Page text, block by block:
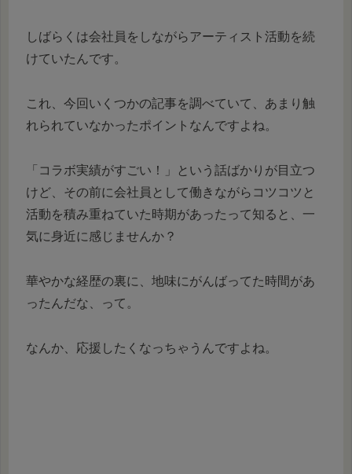
しばらくは会社員をしながらアーティスト活動を続
けていたんです。
これ、今回いくつかの記事を調べていて、あまり触
れられていなかったポイントなんですよね。
「コラボ実績がすごい！」という話ばかりが目立つ
けど、その前に会社員として働きながらコツコツと
活動を積み重ねていた時期があったって知ると、一
気に身近に感じませんか？
華やかな経歴の裏に、地味にがんばってた時間があ
ったんだな、って。
なんか、応援したくなっちゃうんですよね。